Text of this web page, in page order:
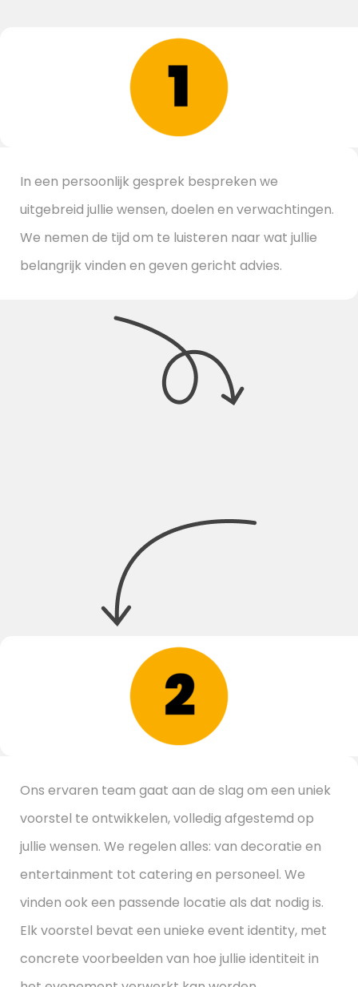
In een persoonlijk gesprek bespreken we
uitgebreid jullie wensen, doelen en verwachtingen.
We nemen de tijd om te luisteren naar wat jullie
belangrijk vinden en geven gericht advies.
Ons ervaren team gaat aan de slag om een uniek
voorstel te ontwikkelen, volledig afgestemd op
jullie wensen. We regelen alles: van decoratie en
entertainment tot catering en personeel. We
vinden ook een passende locatie als dat nodig is.
Elk voorstel bevat een unieke event identity, met
concrete voorbeelden van hoe jullie identiteit in